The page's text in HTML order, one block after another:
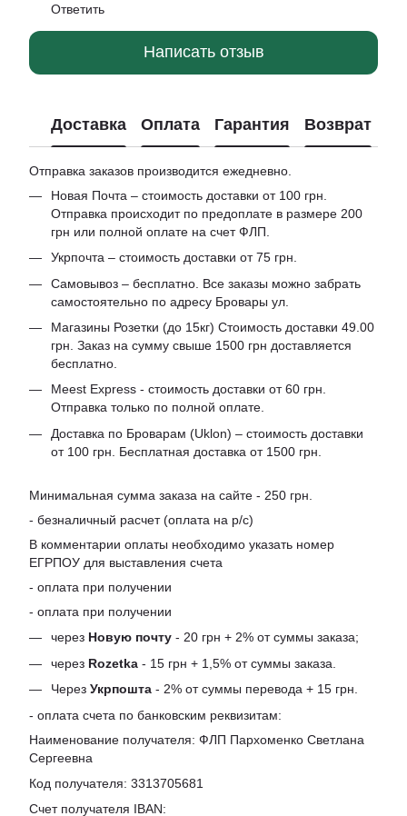
Ответить
Написать отзыв
Доставка Оплата Гарантия Возврат
Отправка заказов производится ежедневно.
Новая Почта – стоимость доставки от 100 грн.
Отправка происходит по предоплате в размере 200
грн или полной оплате на счет ФЛП.
Укрпочта – стоимость доставки от 75 грн.
Самовывоз – бесплатно. Все заказы можно забрать
самостоятельно по адресу Бровары ул.
Магазины Розетки (до 15кг) Стоимость доставки 49.00
грн. Заказ на сумму свыше 1500 грн доставляется
бесплатно.
Meest Express - стоимость доставки от 60 грн.
Отправка только по полной оплате.
Доставка по Броварам (Uklon) – стоимость доставки
от 100 грн. Бесплатная доставка от 1500 грн.
Минимальная сумма заказа на сайте - 250 грн.
- безналичный расчет (оплата на р/с)
В комментарии оплаты необходимо указать номер
ЕГРПОУ для выставления счета
- оплата при получении
- оплата при получении
через Новую почту - 20 грн + 2% от суммы заказа;
через Rozetka - 15 грн + 1,5% от суммы заказа.
Через Укрпошта - 2% от суммы перевода + 15 грн.
- оплата счета по банковским реквизитам:
Наименование получателя: ФЛП Пархоменко Светлана
Сергеевна
Код получателя: 3313705681
Счет получателя IBAN: